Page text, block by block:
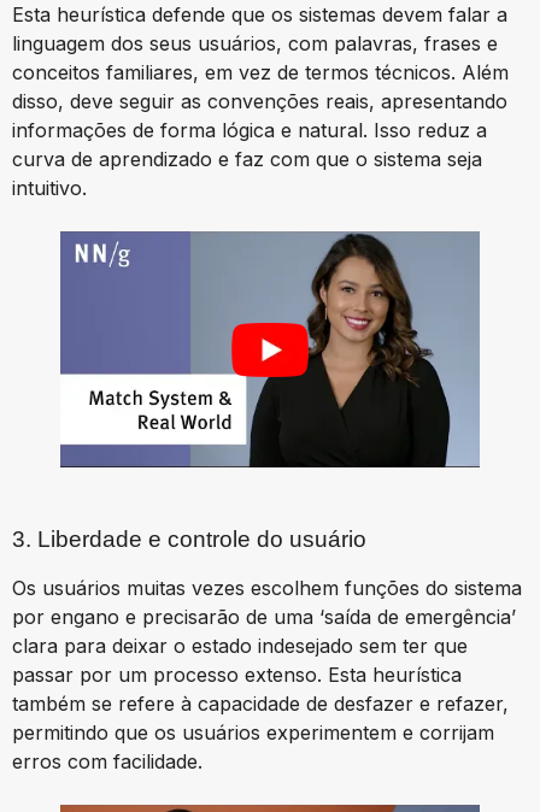
Esta heurística defende que os sistemas devem falar a
linguagem dos seus usuários, com palavras, frases e
conceitos familiares, em vez de termos técnicos. Além
disso, deve seguir as convenções reais, apresentando
informações de forma lógica e natural. Isso reduz a
curva de aprendizado e faz com que o sistema seja
intuitivo.
3. Liberdade e controle do usuário
Os usuários muitas vezes escolhem funções do sistema
por engano e precisarão de uma ‘saída de emergência’
clara para deixar o estado indesejado sem ter que
passar por um processo extenso. Esta heurística
também se refere à capacidade de desfazer e refazer,
permitindo que os usuários experimentem e corrijam
erros com facilidade.